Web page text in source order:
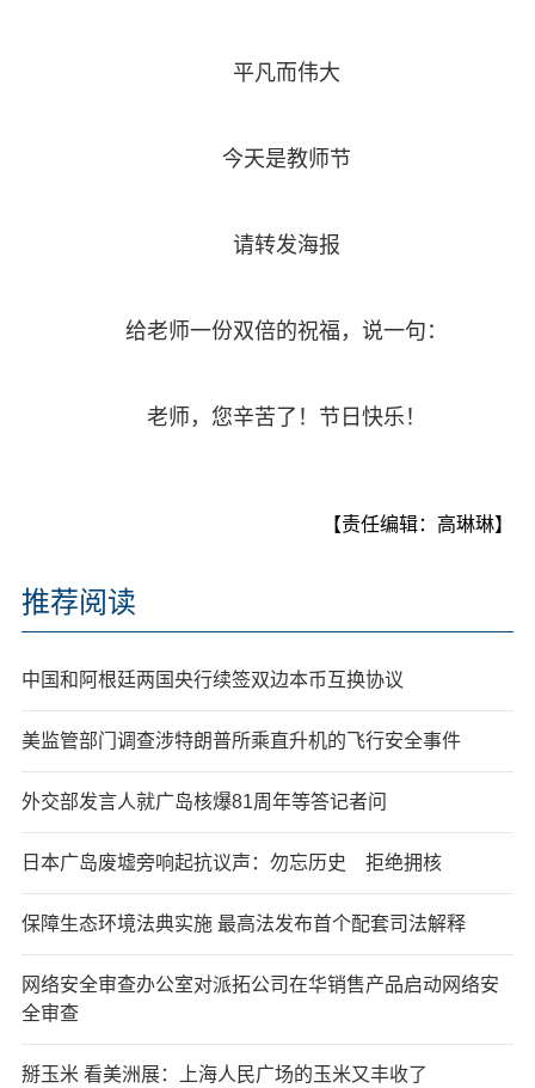
平凡而伟大
今天是教师节
请转发海报
给老师一份双倍的祝福，说一句：
老师，您辛苦了！节日快乐！
【责任编辑：高琳琳】
推荐阅读
中国和阿根廷两国央行续签双边本币互换协议
美监管部门调查涉特朗普所乘直升机的飞行安全事件
外交部发言人就广岛核爆81周年等答记者问
日本广岛废墟旁响起抗议声：勿忘历史 拒绝拥核
保障生态环境法典实施 最高法发布首个配套司法解释
网络安全审查办公室对派拓公司在华销售产品启动网络安
全审查
掰玉米 看美洲展：上海人民广场的玉米又丰收了